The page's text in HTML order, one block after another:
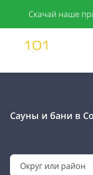
Скачай наше
Сауны и бани в
Округ или район